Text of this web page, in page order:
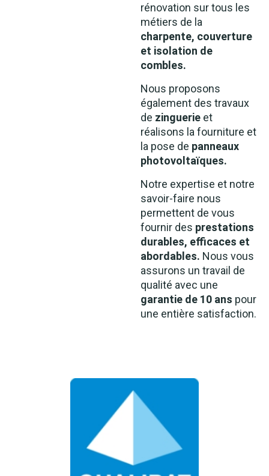
rénovation sur tous les
métiers de la
charpente, couverture
et isolation de
combles.
Nous proposons
également des travaux
de zinguerie et
réalisons la fourniture et
la pose de panneaux
photovoltaïques.
Notre expertise et notre
savoir-faire nous
permettent de vous
fournir des prestations
durables, efficaces et
abordables. Nous vous
assurons un travail de
qualité avec une
garantie de 10 ans pour
une entière satisfaction.